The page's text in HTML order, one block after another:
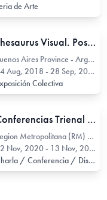
de Arte
Thesaurus Visual. Posibles Modos del Intervalo
Buenos Aires Province - Argentina
Aug, 2018 - 28 Sep, 2018
Colectiva
Conferencias Trienal Deformes
Region Metropolitana (RM) - Chile
Nov, 2020 - 13 Nov, 2020
Charla / Conferencia / Disertación